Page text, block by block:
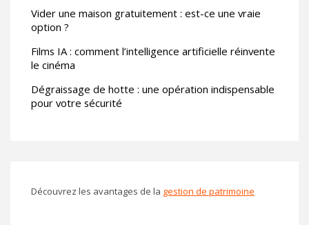
Vider une maison gratuitement : est-ce une vraie
option ?
Films IA : comment l’intelligence artificielle réinvente
le cinéma
Dégraissage de hotte : une opération indispensable
pour votre sécurité
Découvrez les avantages de la gestion de patrimoine